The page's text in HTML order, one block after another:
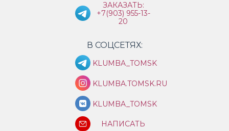
ЗАКАЗАТЬ:
+7(903) 955-13-
20
В СОЦСЕТЯХ:
KLUMBA_TOMSK
KLUMBA.TOMSK.RU
KLUMBA_TOMSK
НАПИСАТЬ